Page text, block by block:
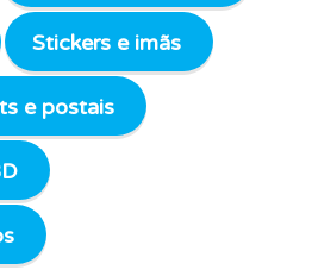
Stickers e imãs
e postais